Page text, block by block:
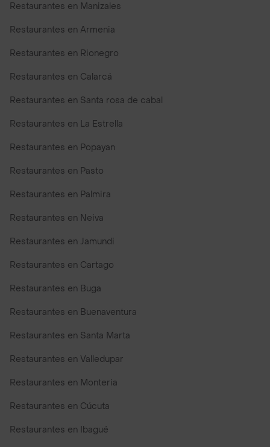
Restaurantes en Manizales
Restaurantes en Armenia
Restaurantes en Rionegro
Restaurantes en Calarcá
Restaurantes en Santa rosa de cabal
Restaurantes en La Estrella
Restaurantes en Popayan
Restaurantes en Pasto
Restaurantes en Palmira
Restaurantes en Neiva
Restaurantes en Jamundi
Restaurantes en Cartago
Restaurantes en Buga
Restaurantes en Buenaventura
Restaurantes en Santa Marta
Restaurantes en Valledupar
Restaurantes en Monteria
Restaurantes en Cúcuta
Restaurantes en Ibagué